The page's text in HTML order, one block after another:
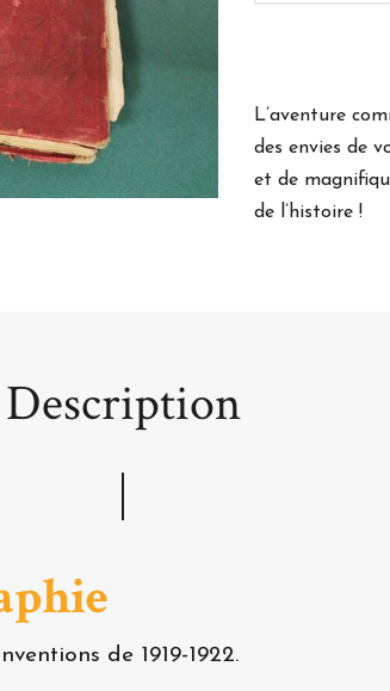
L’aventure
des envies de
et de
de l’histoire !
Description
de 1919-1922.